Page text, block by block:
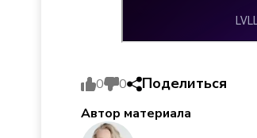
0 0 Поделиться
Автор материала